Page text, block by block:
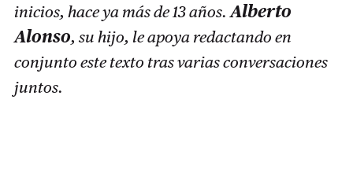
inicios, hace ya más de 13 años.Alberto
Alonso, su hijo, le apoya redactando en
conjunto este texto tras varias conversaciones
juntos.